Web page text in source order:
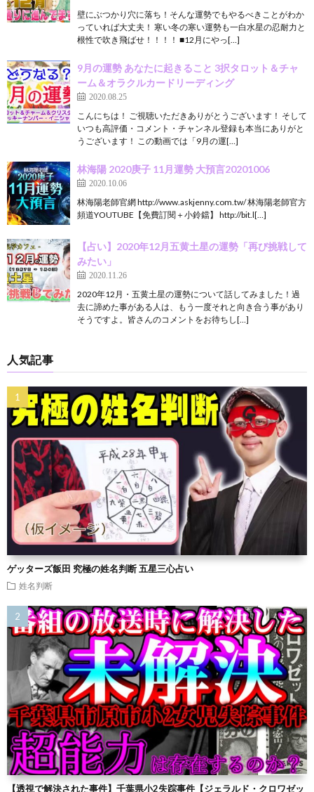
壁にぶつかり穴に落ち！そんな運勢でもやるべきことがわか
っていれば大丈夫！ 寒い冬の寒い運勢も一白水星の忍耐力と
根性で吹き飛ばせ！！！！ ■12月にやっ[…]
9月の運勢 あなたに起きること 3択タロット＆チャ
ーム＆オラクルカードリーディング
2020.08.25
こんにちは！ ご視聴いただきありがとうございます！ そして
いつも高評価・コメント・チャンネル登録も本当にありがと
うございます！ この動画では「9月の運[…]
林海陽 2020庚子 11月運勢 大預言20201006
2020.10.06
林海陽老師官網 http://www.askjenny.com.tw/ 林海陽老師官方
頻道YOUTUBE【免費訂閱＋小鈴鐺】 http://bit.l[…]
【占い】2020年12月五黄土星の運勢「再び挑戦して
みたい」
2020.11.26
2020年12月・五黄土星の運勢について話してみました！過
去に諦めた事がある人は、もう一度それと向き合う事があり
そうですよ。皆さんのコメントをお待ちし[…]
人気記事
ゲッターズ飯田 究極の姓名判断 五星三心占い
姓名判断
【透視で解決された事件】千葉県小2失踪事件【ジェラルド・クロワゼッ